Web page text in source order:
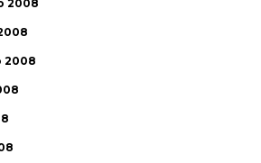
2008
2008